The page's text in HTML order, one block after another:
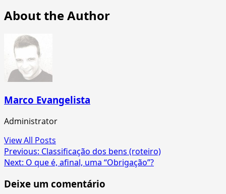
About the Author
Marco Evangelista
Administrator
View All Posts
Post
navigation
Previous: Classificação dos bens (roteiro)
Next: O que é, afinal, uma “Obrigação”?
Deixe um comentário